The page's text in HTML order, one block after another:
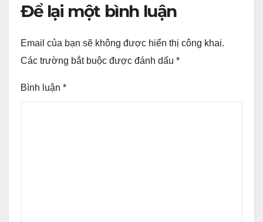
Để lại một bình luận
Email của bạn sẽ không được hiển thị công khai.
Các trường bắt buộc được đánh dấu *
Bình luận *